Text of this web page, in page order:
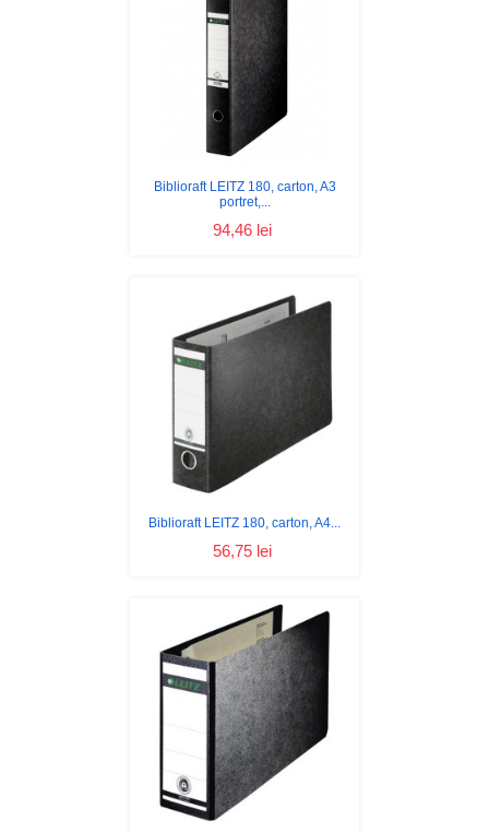
Biblioraft LEITZ 180, carton, A3
portret,...
94,46 lei
Biblioraft LEITZ 180, carton, A4...
56,75 lei